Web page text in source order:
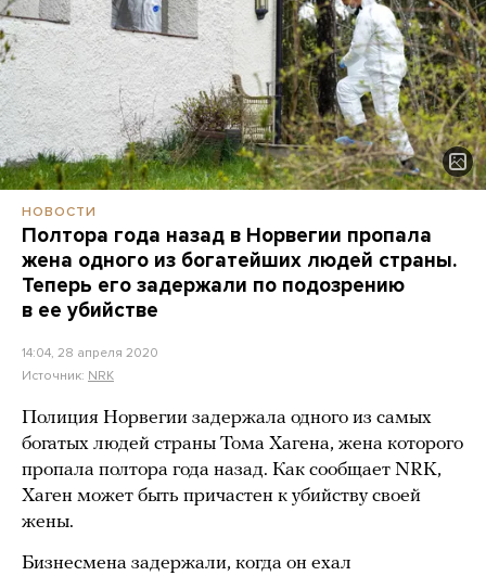
НОВОСТИ
Полтора года назад в Норвегии пропала
жена одного из богатейших людей страны.
Теперь его задержали по подозрению
в ее убийстве
14:04, 28 апреля 2020
Источник: NRK
Полиция Норвегии задержала одного из самых
богатых людей страны Тома Хагена, жена которого
пропала полтора года назад. Как сообщает NRK,
Хаген может быть причастен к убийству своей
жены.
Бизнесмена задержали, когда он ехал